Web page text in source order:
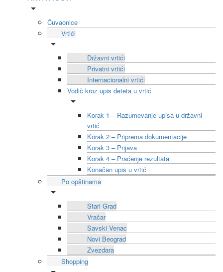
Čuvaonice
Vrtići
Državni vrtići
Privatni vrtići
Internacionalni vrtići
Vodič kroz upis deteta u vrtić
Korak 1 – Razumevanje upisa u državni
vrtić
Korak 2 – Priprema dokumentacije
Korak 3 – Prijava
Korak 4 – Praćenje rezultata
Konačan upis u vrtić
Po opštinama
Stari Grad
Vračar
Savski Venac
Novi Beograd
Zvezdara
Shopping